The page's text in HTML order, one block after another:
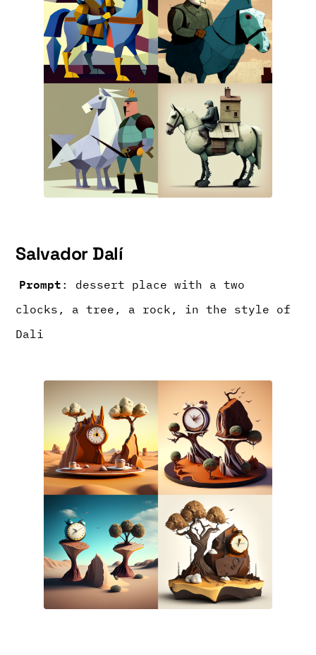
Salvador Dalí
Prompt: dessert place with a two
clocks, a tree, a rock, in the style of
Dali